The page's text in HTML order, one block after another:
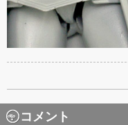
コメント